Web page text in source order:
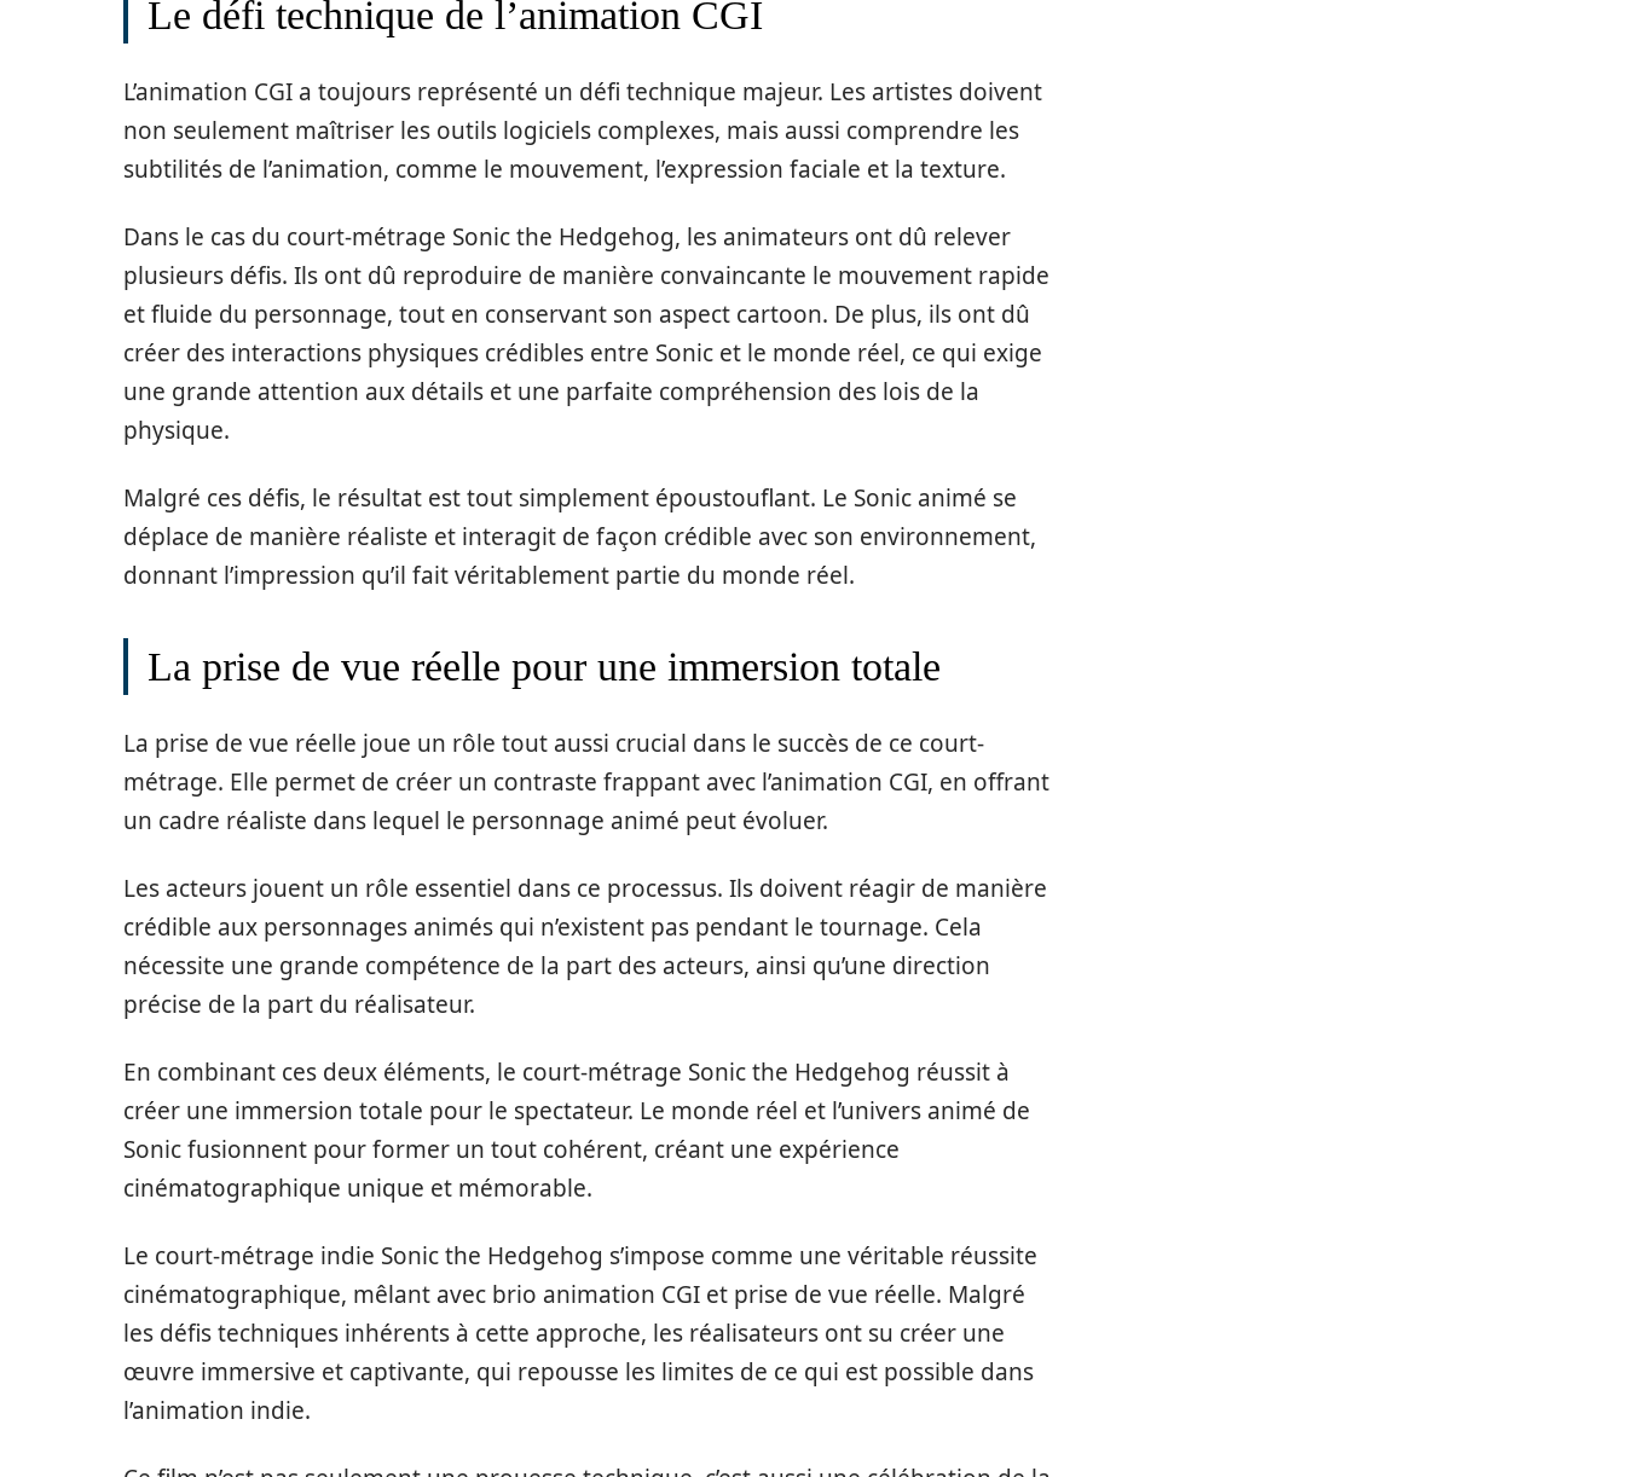
Le défi technique de l’animation CGI
L’animation CGI a toujours représenté un défi technique majeur. Les artistes doivent
non seulement maîtriser les outils logiciels complexes, mais aussi comprendre les
subtilités de l’animation, comme le mouvement, l’expression faciale et la texture.
Dans le cas du court-métrage Sonic the Hedgehog, les animateurs ont dû relever
plusieurs défis. Ils ont dû reproduire de manière convaincante le mouvement rapide
et fluide du personnage, tout en conservant son aspect cartoon. De plus, ils ont dû
créer des interactions physiques crédibles entre Sonic et le monde réel, ce qui exige
une grande attention aux détails et une parfaite compréhension des lois de la
physique.
Malgré ces défis, le résultat est tout simplement époustouflant. Le Sonic animé se
déplace de manière réaliste et interagit de façon crédible avec son environnement,
donnant l’impression qu’il fait véritablement partie du monde réel.
La prise de vue réelle pour une immersion totale
La prise de vue réelle joue un rôle tout aussi crucial dans le succès de ce court-
métrage. Elle permet de créer un contraste frappant avec l’animation CGI, en offrant
un cadre réaliste dans lequel le personnage animé peut évoluer.
Les acteurs jouent un rôle essentiel dans ce processus. Ils doivent réagir de manière
crédible aux personnages animés qui n’existent pas pendant le tournage. Cela
nécessite une grande compétence de la part des acteurs, ainsi qu’une direction
précise de la part du réalisateur.
En combinant ces deux éléments, le court-métrage Sonic the Hedgehog réussit à
créer une immersion totale pour le spectateur. Le monde réel et l’univers animé de
Sonic fusionnent pour former un tout cohérent, créant une expérience
cinématographique unique et mémorable.
Le court-métrage indie Sonic the Hedgehog s’impose comme une véritable réussite
cinématographique, mêlant avec brio animation CGI et prise de vue réelle. Malgré
les défis techniques inhérents à cette approche, les réalisateurs ont su créer une
œuvre immersive et captivante, qui repousse les limites de ce qui est possible dans
l’animation indie.